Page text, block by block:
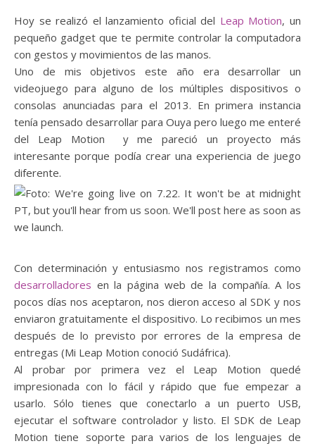
Hoy se realizó el lanzamiento oficial del Leap Motion, un
pequeño gadget que te permite controlar la computadora
con gestos y movimientos de las manos.
Uno de mis objetivos este año era desarrollar un
videojuego para alguno de los múltiples dispositivos o
consolas anunciadas para el 2013. En primera instancia
tenía pensado desarrollar para Ouya pero luego me enteré
del Leap Motion y me pareció un proyecto más
interesante porque podía crear una experiencia de juego
diferente.
Con determinación y entusiasmo nos registramos como
desarrolladores en la página web de la compañía. A los
pocos días nos aceptaron, nos dieron acceso al SDK y nos
enviaron gratuitamente el dispositivo. Lo recibimos un mes
después de lo previsto por errores de la empresa de
entregas (Mi Leap Motion conoció Sudáfrica).
Al probar por primera vez el Leap Motion quedé
impresionada con lo fácil y rápido que fue empezar a
usarlo. Sólo tienes que conectarlo a un puerto USB,
ejecutar el software controlador y listo. El SDK de Leap
Motion tiene soporte para varios de los lenguajes de